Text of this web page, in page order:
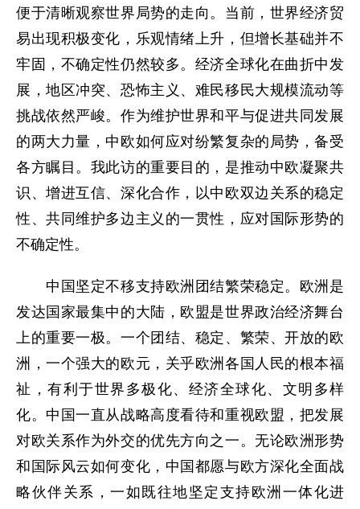
便于清晰观察世界局势的走向。当前，世界经济贸
易出现积极变化，乐观情绪上升，但增长基础并不
牢固，不确定性仍然较多。经济全球化在曲折中发
展，地区冲突、恐怖主义、难民移民大规模流动等
挑战依然严峻。作为维护世界和平与促进共同发展
的两大力量，中欧如何应对纷繁复杂的局势，备受
各方瞩目。我此访的重要目的，是推动中欧凝聚共
识、增进互信、深化合作，以中欧双边关系的稳定
性、共同维护多边主义的一贯性，应对国际形势的
不确定性。
中国坚定不移支持欧洲团结繁荣稳定。欧洲是
发达国家最集中的大陆，欧盟是世界政治经济舞台
上的重要一极。一个团结、稳定、繁荣、开放的欧
洲，一个强大的欧元，关乎欧洲各国人民的根本福
祉，有利于世界多极化、经济全球化、文明多样
化。中国一直从战略高度看待和重视欧盟，把发展
对欧关系作为外交的优先方向之一。无论欧洲形势
和国际风云如何变化，中国都愿与欧方深化全面战
略伙伴关系，一如既往地坚定支持欧洲一体化进